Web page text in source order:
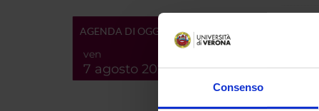
Consenso
AGENDA DI OGGI
ven
7 agosto 2026
Parole